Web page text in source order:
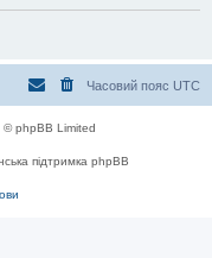
Часовий пояс UTC
© phpBB Limited
підтримка phpBB